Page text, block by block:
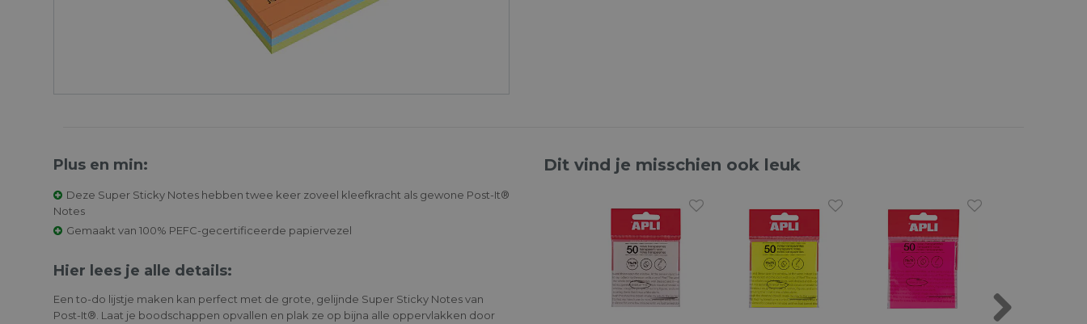
Plus en min:
Deze Super Sticky Notes hebben twee keer zoveel kleefkracht als gewone Post-It®
Notes
Gemaakt van 100% PEFC-gecertificeerde papiervezel
Hier lees je alle details:
Een to-do lijstje maken kan perfect met de grote, gelijnde Super Sticky Notes van
Post-It®. Laat je boodschappen opvallen en plak ze op bijna alle oppervlakken door
Dit vind je misschien ook leuk